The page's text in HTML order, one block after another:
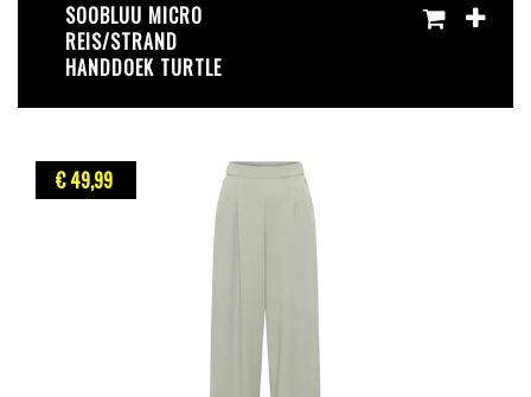
SOOBLUU MICRO
REIS/STRAND
HANDDOEK TURTLE
€ 49,99